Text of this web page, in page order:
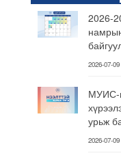
2026-
2026-07-09
МУИС-
урьж
2026-07-09